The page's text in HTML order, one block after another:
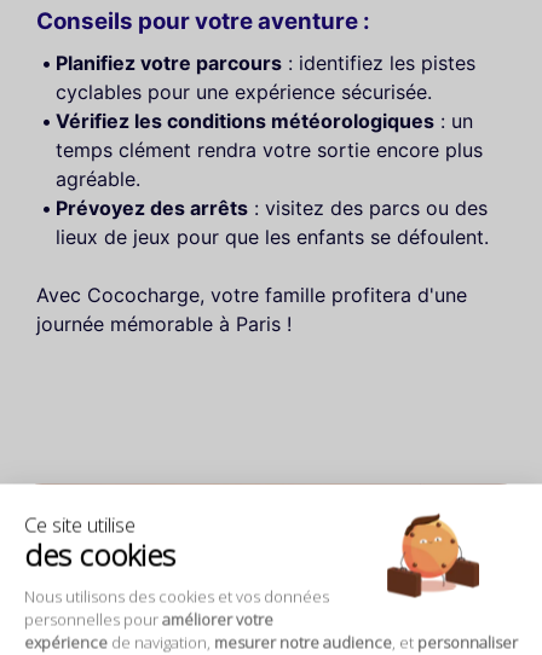
Ce site utilise
des cookies
Nous utilisons des cookies et vos données
personnelles pouraméliorer votre
expérience de navigation, mesurer notre audience, et personnaliser
Conseils pour votre aventure :
Planifiez votre parcours : identifiez les pistes
cyclables pour une expérience sécurisée.
Vérifiez les conditions météorologiques : un
temps clément rendra votre sortie encore plus
agréable.
Prévoyez des arrêts : visitez des parcs ou des
lieux de jeux pour que les enfants se défoulent.
Avec Cococharge, votre famille profitera d'une
journée mémorable à Paris !